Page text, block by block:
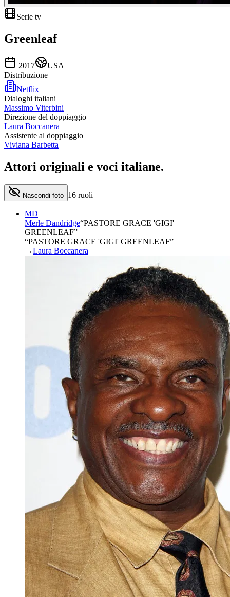
Serie tv
Greenleaf
2017
USA
Distribuzione
Netflix
Dialoghi italiani
Massimo Viterbini
Direzione del doppiaggio
Laura Boccanera
Assistente al doppiaggio
Viviana Barbetta
Attori originali e voci italiane.
Nascondi foto 16 ruoli
MD
Merle Dandridge“PASTORE GRACE 'GIGI'
GREENLEAF”
“PASTORE GRACE 'GIGI' GREENLEAF”
→Laura Boccanera